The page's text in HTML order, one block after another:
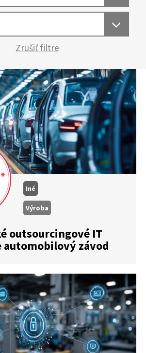
Zrušiť filtre
Iné
Výroba
outsourcingové IT
automobilový závod